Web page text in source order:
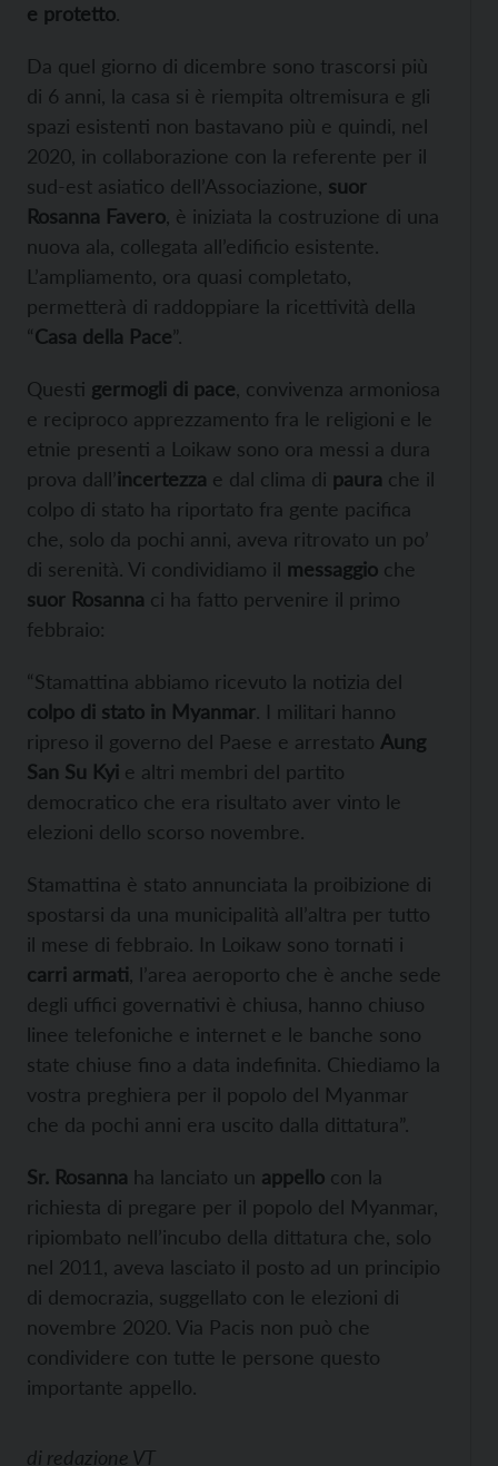
e protetto.
Da quel giorno di dicembre sono trascorsi più
di 6 anni, la casa si è riempita oltremisura e gli
spazi esistenti non bastavano più e quindi, nel
2020, in collaborazione con la referente per il
sud-est asiatico dell’Associazione, suor
Rosanna Favero , è iniziata la costruzione di una
nuova ala, collegata all’edificio esistente.
L’ampliamento, ora quasi completato,
permetterà di raddoppiare la ricettività della
“Casa della Pace”.
Questi germogli di pace , convivenza armoniosa
e reciproco apprezzamento fra le religioni e le
etnie presenti a Loikaw sono ora messi a dura
prova dall’incertezza e dal clima di paura che il
colpo di stato ha riportato fra gente pacifica
che, solo da pochi anni, aveva ritrovato un po’
di serenità. Vi condividiamo il messaggio che
suor Rosanna ci ha fatto pervenire il primo
febbraio:
“Stamattina abbiamo ricevuto la notizia del
colpo di stato in Myanmar. I militari hanno
ripreso il governo del Paese e arrestato Aung
San Su Kyi e altri membri del partito
democratico che era risultato aver vinto le
elezioni dello scorso novembre.
Stamattina è stato annunciata la proibizione di
spostarsi da una municipalità all’altra per tutto
il mese di febbraio. In Loikaw sono tornati i
carri armati , l’area aeroporto che è anche sede
degli uffici governativi è chiusa, hanno chiuso
linee telefoniche e internet e le banche sono
state chiuse fino a data indefinita. Chiediamo la
vostra preghiera per il popolo del Myanmar
che da pochi anni era uscito dalla dittatura”.
Sr. Rosanna ha lanciato un appello con la
richiesta di pregare per il popolo del Myanmar,
ripiombato nell’incubo della dittatura che, solo
nel 2011, aveva lasciato il posto ad un principio
di democrazia, suggellato con le elezioni di
novembre 2020. Via Pacis non può che
condividere con tutte le persone questo
importante appello.
di redazione VT